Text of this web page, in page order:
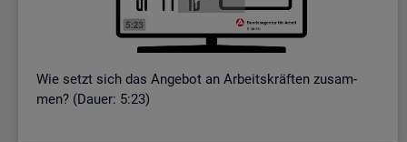
Wie setzt sich das An­ge­bot an Ar­beits­kräf­ten zu­sam­
men? (Dauer: 5:23)